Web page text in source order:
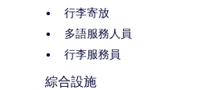
行李寄放
多語服務人員
行李服務員
綜合設施